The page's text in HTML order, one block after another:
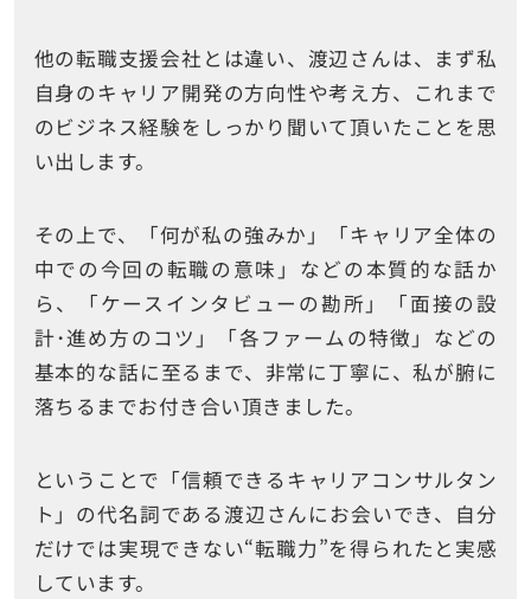
他の転職支援会社とは違い、渡辺さんは、まず私
自身のキャリア開発の方向性や考え方、これまで
のビジネス経験をしっかり聞いて頂いたことを思
い出します。
その上で、「何が私の強みか」「キャリア全体の
中での今回の転職の意味」などの本質的な話か
ら、「ケースインタビューの勘所」「面接の設
計･進め方のコツ」「各ファームの特徴」などの
基本的な話に至るまで、非常に丁寧に、私が腑に
落ちるまでお付き合い頂きました。
ということで「信頼できるキャリアコンサルタン
ト」の代名詞である渡辺さんにお会いでき、自分
だけでは実現できない“転職力”を得られたと実感
しています。